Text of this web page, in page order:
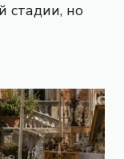
стадии, но